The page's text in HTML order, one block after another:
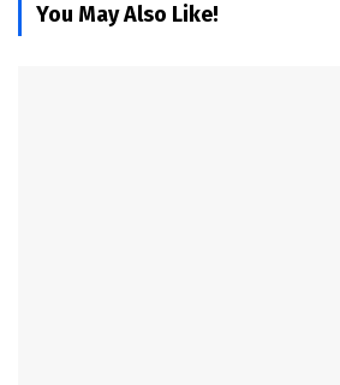
You May Also Like!